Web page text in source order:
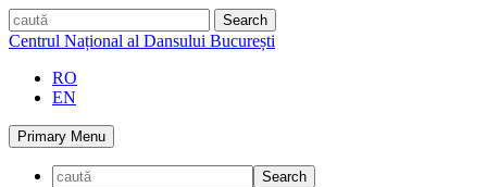
Skip
to
caută
Centrul Național al Dansului București
RO
EN
Primary Menu